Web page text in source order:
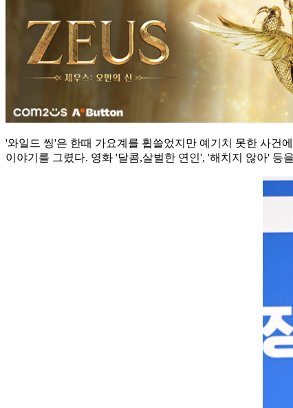
'와일드 씽'은 한때 가요계를 휩쓸었지만 예기치 못한 사건
이야기를 그렸다. 영화 '달콤,살벌한 연인', '해치지 않아' 등